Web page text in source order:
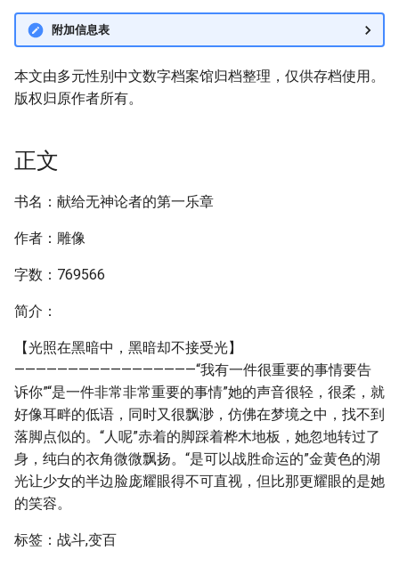
附加信息表
本文由多元性别中文数字档案馆归档整理，仅供存档使用。
版权归原作者所有。
正文
书名：献给无神论者的第一乐章
作者：雕像
字数：769566
简介：
【光照在黑暗中，黑暗却不接受光】
—————————————————“我有一件很重要的事情要告
诉你”“是一件非常非常重要的事情”她的声音很轻，很柔，就
好像耳畔的低语，同时又很飘渺，仿佛在梦境之中，找不到
落脚点似的。“人呢”赤着的脚踩着桦木地板，她忽地转过了
身，纯白的衣角微微飘扬。“是可以战胜命运的”金黄色的湖
光让少女的半边脸庞耀眼得不可直视，但比那更耀眼的是她
的笑容。
标签：战斗,变百